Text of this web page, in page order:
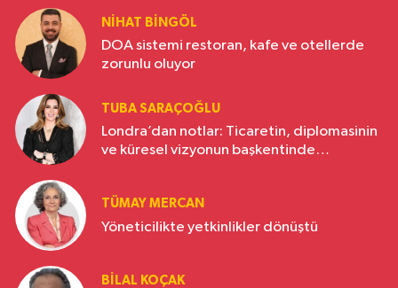
NIHAT BINGÖL
DOA sistemi restoran, kafe ve otellerde
zorunlu oluyor
TUBA SARAÇOĞLU
Londra’dan notlar: Ticaretin, diplomasinin
ve küresel vizyonun başkentinde
TÜMAY MERCAN
Yöneticilikte yetkinlikler dönüştü
BILAL KOÇAK